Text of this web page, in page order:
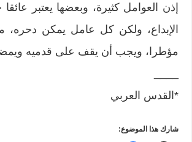
إذن العوامل كثيرة، وبعضها يعتبر
الإبداع، ولكن كل عامل يمكن دحره،
مؤطرا، ويجب أن يقف على قدميه
*القدس العربي
شارك هذا الموضوع: